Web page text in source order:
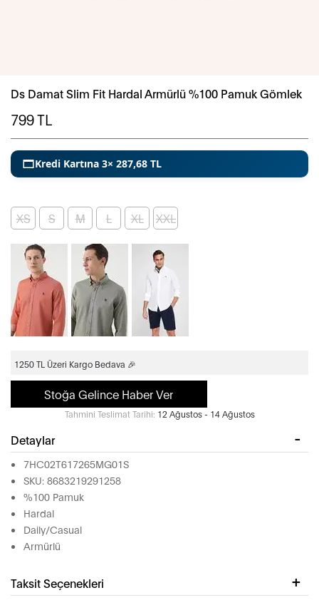
Ds Damat Slim Fit Hardal Armürlü %100 Pamuk Gömlek
799TL
Kredi Kartına 3× 287,68 TL
XS S M L XL XXL
1250 TL Üzeri Kargo Bedava 🎉
Stoğa Gelince Haber Ver
Tahmini Teslimat Tarihi: 12 Ağustos - 14 Ağustos
Detaylar
7HC02T617265MG01S
SKU: 8683219291258
%100 Pamuk
Hardal
Daily/Casual
Armürlü
Taksit Seçenekleri